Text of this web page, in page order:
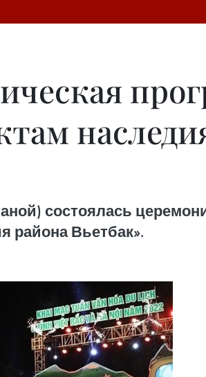
состоялась
района Вьетбак».